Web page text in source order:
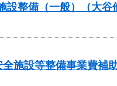
整備（一般）（大谷
設等整備事業費補